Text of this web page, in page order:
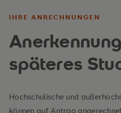
IHRE ANRECHNUNGEN
späteres
Hochschulische und
können auf Antrag